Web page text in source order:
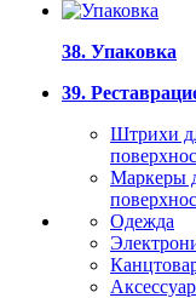
38. Упаковка
39.
Штрихи
Маркеры
Одежда